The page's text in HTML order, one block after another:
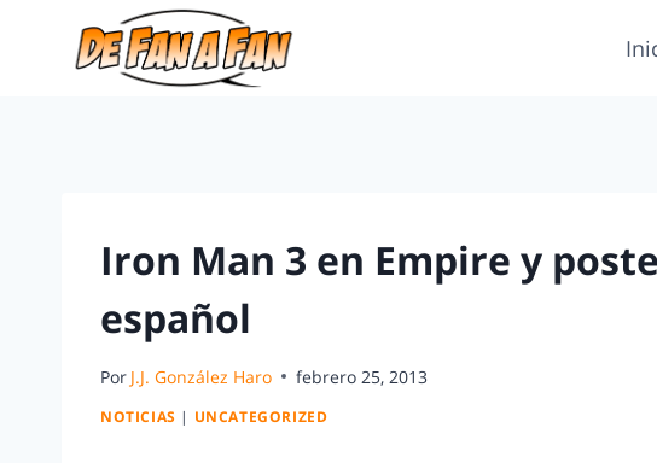
Iron Man 3 en Empire y
español
Por J.J. González Haro febrero 25, 2013
NOTICIAS | UNCATEGORIZED